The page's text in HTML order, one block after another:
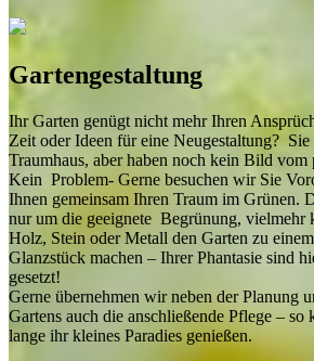
Gartengestaltung
Ihr Garten genügt nicht mehr Ihren
Zeit oder Ideen für eine Neugestaltung? Sie
Traumhaus, aber haben noch kein Bild vom
Kein Problem- Gerne besuchen wir Sie
Ihnen gemeinsam Ihren Traum im Grünen.
nur um die geeignete Begrünung, vielmehr
Holz, Stein oder Metall den Garten zu
Glanzstück machen – Ihrer Phantasie sind
gesetzt!
Gerne übernehmen wir neben der Planung
Gartens auch die anschließende Pflege – so
lange ihr kleines Paradies genießen.